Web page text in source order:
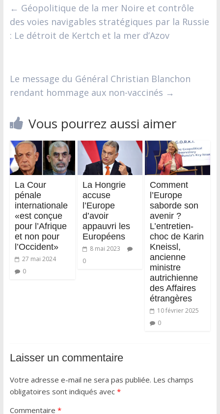
← Géopolitique de la mer Noire et contrôle
des voies navigables stratégiques par la Russie
: Le détroit de Kertch et la mer d’Azov
Le message du Général Christian Blanchon
rendant hommage aux non-vaccinés →
Vous pourrez aussi aimer
La Cour
pénale
internationale
«est conçue
pour l’Afrique
et non pour
l’Occident»
27 mai 2024
0
La Hongrie
accuse
l’Europe
d’avoir
appauvri les
Européens
8 mai 2023
0
Comment
l’Europe
saborde son
avenir ?
L’entretien-
choc de Karin
Kneissl,
ancienne
ministre
autrichienne
des Affaires
étrangères
10 février 2025
0
Laisser un commentaire
Votre adresse e-mail ne sera pas publiée. Les champs
obligatoires sont indiqués avec *
Commentaire *